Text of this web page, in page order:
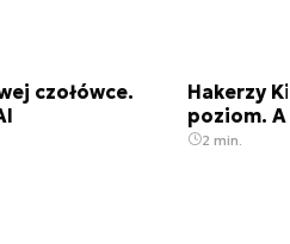
czołówce.
Hakerzy
poziom.
2 min.